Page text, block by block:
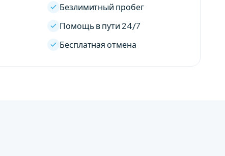
Безлимитный пробег
Помощь в пути 24/7
Бесплатная отмена